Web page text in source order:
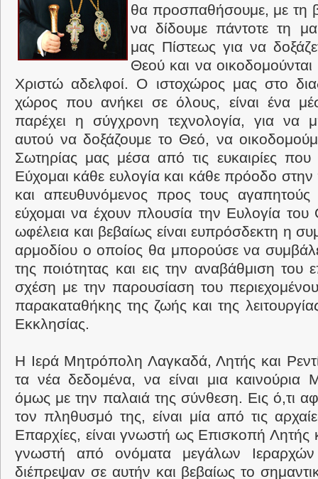
θα προσπαθήσουμε, με τη
να δίδουμε πάντοτε τη
μας Πίστεως για να
Θεού και να οικοδομούνται
Χριστώ αδελφοί. Ο ιστοχώρος μας στο
χώρος που ανήκει σε όλους, είναι ένα
παρέχει η σύγχρονη τεχνολογία, για να
αυτού να δοξάζουμε το Θεό, να
Σωτηρίας μας μέσα από τις ευκαιρίες που
Εύχομαι κάθε ευλογία και κάθε πρόοδο
και απευθυνόμενος προς τους αγαπητούς
εύχομαι να έχουν πλουσία την Ευλογία
ωφέλεια και βεβαίως είναι ευπρόσδεκτη η
αρμοδίου ο οποίος θα μπορούσε να
της ποιότητας και εις την αναβάθμιση του
σχέση με την παρουσίαση του
παρακαταθήκης της ζωής και της
Εκκλησίας.
Η Ιερά Μητρόπολη Λαγκαδά, Λητής και
τα νέα δεδομένα, να είναι μια
όμως με την παλαιά της σύνθεση. Εις ό,τι
τον πληθυσμό της, είναι μία από τις
Επαρχίες, είναι γνωστή ως Επισκοπή Λητής
γνωστή από ονόματα μεγάλων
διέπρεψαν σε αυτήν και βεβαίως το